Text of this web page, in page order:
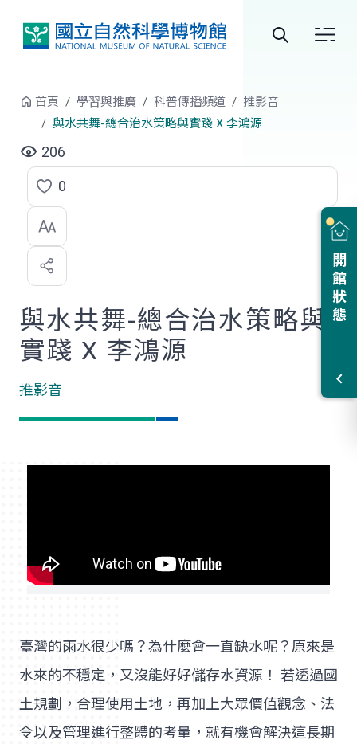
站
開館狀態
首頁 學習與推廣 科普傳播頻道
推影音
與水共舞-總合治水策略與實踐 X 李鴻源
206
點
選
喜
歡
0
與水共舞-總合治水策略與
實踐 X 李鴻源
推影音
臺灣的雨水很少嗎？為什麼會一直缺水呢？原來是
水來的不穩定，又沒能好好儲存水資源！ 若透過國
土規劃，合理使用土地，再加上大眾價值觀念、法
令以及管理進行整體的考量，就有機會解決這長期